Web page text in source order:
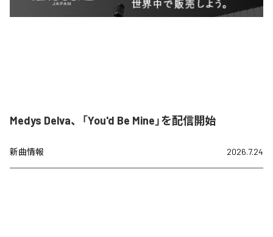
Medys Delva、「You'd Be Mine」を配信開始
新曲情報 2026.7.24